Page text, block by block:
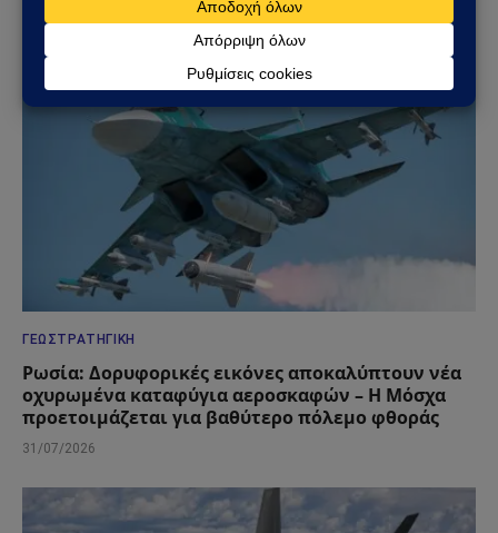
02/08/2026
ΓΕΩΣΤΡΑΤΗΓΙΚΉ
Ρωσία: Δορυφορικές εικόνες αποκαλύπτουν νέα
οχυρωμένα καταφύγια αεροσκαφών – Η Μόσχα
προετοιμάζεται για βαθύτερο πόλεμο φθοράς
31/07/2026